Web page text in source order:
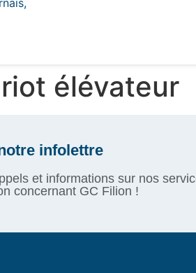
élévateur
infolettre
et informations sur nos
concernant GC Filion !